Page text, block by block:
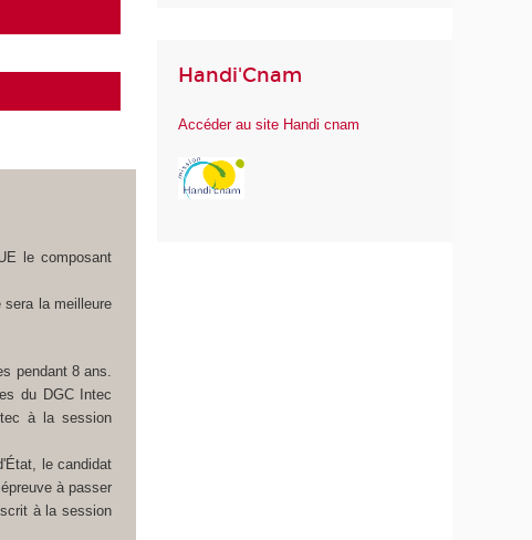
le composant
la meilleure
pendant 8 ans.
du DGC Intec
à la session
le candidat
à passer
à la session
Handi'Cnam
Accéder au site Handi cnam